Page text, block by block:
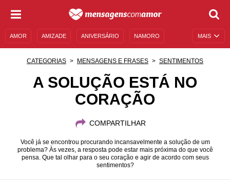
MAIS
AMOR AMIZADE ANIVERSÁRIO NAMORO
AUTOAJUDA DESCULPAS
MENSAGENS DE ANIVERSÁRIO
CATEGORIAS MENSAGENS E FRASES SENTIMENTOS
A SOLUÇÃO ESTÁ NO
CORAÇÃO
COMPARTILHAR
Você já se encontrou procurando incansavelmente a solução de um
problema? Às vezes, a resposta pode estar mais próxima do que você
pensa. Que tal olhar para o seu coração e agir de acordo com seus
sentimentos?